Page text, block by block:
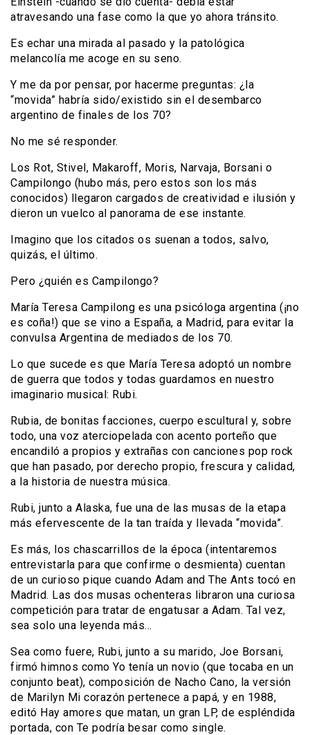
atravesando una fase como la que yo ahora tránsito.
Es echar una mirada al pasado y la patológica
melancolía me acoge en su seno.
Y me da por pensar, por hacerme preguntas: ¿la
“movida” habría sido/existido sin el desembarco
argentino de finales de los 70?
No me sé responder.
Los Rot, Stivel, Makaroff, Moris, Narvaja, Borsani o
Campilongo (hubo más, pero estos son los más
conocidos) llegaron cargados de creatividad e ilusión y
dieron un vuelco al panorama de ese instante.
Imagino que los citados os suenan a todos, salvo,
quizás, el último.
Pero ¿quién es Campilongo?
María Teresa Campilong es una psicóloga argentina (¡no
es coña!) que se vino a España, a Madrid, para evitar la
convulsa Argentina de mediados de los 70.
Lo que sucede es que María Teresa adoptó un nombre
de guerra que todos y todas guardamos en nuestro
imaginario musical: Rubi.
Rubia, de bonitas facciones, cuerpo escultural y, sobre
todo, una voz aterciopelada con acento porteño que
encandiló a propios y extrañas con canciones pop rock
que han pasado, por derecho propio, frescura y calidad,
a la historia de nuestra música.
Rubi, junto a Alaska, fue una de las musas de la etapa
más efervescente de la tan traída y llevada “movida”.
Es más, los chascarrillos de la época (intentaremos
entrevistarla para que confirme o desmienta) cuentan
de un curioso pique cuando Adam and The Ants tocó en
Madrid. Las dos musas ochenteras libraron una curiosa
competición para tratar de engatusar a Adam. Tal vez,
sea solo una leyenda más…
Sea como fuere, Rubi, junto a su marido, Joe Borsani,
firmó himnos como Yo tenía un novio (que tocaba en un
conjunto beat), composición de Nacho Cano, la versión
de Marilyn Mi corazón pertenece a papá, y en 1988,
editó Hay amores que matan, un gran LP, de espléndida
portada, con Te podría besar como single.